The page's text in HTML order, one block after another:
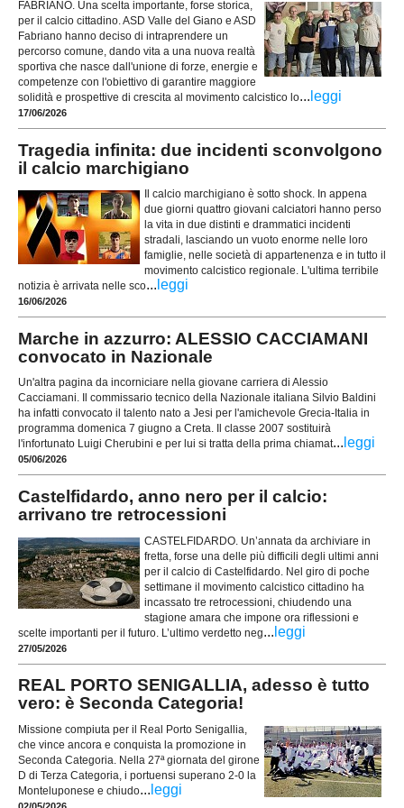
FABRIANO. Una scelta importante, forse storica,
per il calcio cittadino. ASD Valle del Giano e ASD
Fabriano hanno deciso di intraprendere un
percorso comune, dando vita a una nuova realtà
sportiva che nasce dall'unione di forze, energie e
competenze con l'obiettivo di garantire maggiore
solidità e prospettive di crescita al movimento calcistico lo... leggi
17/06/2026
Tragedia infinita: due incidenti sconvolgono
il calcio marchigiano
Il calcio marchigiano è sotto shock. In appena
due giorni quattro giovani calciatori hanno perso
la vita in due distinti e drammatici incidenti
stradali, lasciando un vuoto enorme nelle loro
famiglie, nelle società di appartenenza e in tutto il
movimento calcistico regionale. L'ultima terribile
notizia è arrivata nelle sco... leggi
16/06/2026
Marche in azzurro: ALESSIO CACCIAMANI
convocato in Nazionale
Un'altra pagina da incorniciare nella giovane carriera di Alessio
Cacciamani. Il commissario tecnico della Nazionale italiana Silvio Baldini
ha infatti convocato il talento nato a Jesi per l'amichevole Grecia-Italia in
programma domenica 7 giugno a Creta. Il classe 2007 sostituirà
l'infortunato Luigi Cherubini e per lui si tratta della prima chiamat... leggi
05/06/2026
Castelfidardo, anno nero per il calcio:
arrivano tre retrocessioni
CASTELFIDARDO. Un’annata da archiviare in
fretta, forse una delle più difficili degli ultimi anni
per il calcio di Castelfidardo. Nel giro di poche
settimane il movimento calcistico cittadino ha
incassato tre retrocessioni, chiudendo una
stagione amara che impone ora riflessioni e
scelte importanti per il futuro. L’ultimo verdetto neg... leggi
27/05/2026
REAL PORTO SENIGALLIA, adesso è tutto
vero: è Seconda Categoria!
Missione compiuta per il Real Porto Senigallia,
che vince ancora e conquista la promozione in
Seconda Categoria. Nella 27ª giornata del girone
D di Terza Categoria, i portuensi superano 2-0 la
Monteluponese e chiudo... leggi